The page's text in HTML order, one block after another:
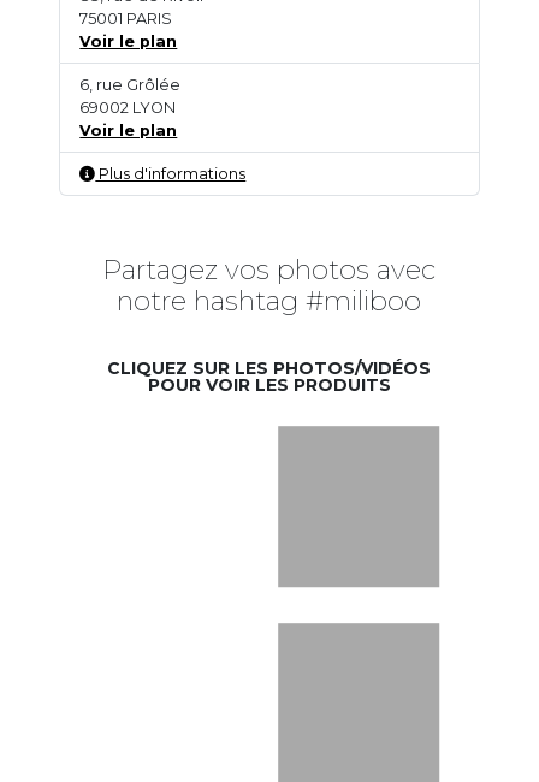
75001 PARIS
Voir le plan
6, rue Grôlée
69002 LYON
Voir le plan
Plus d'informations
Partagez vos photos avec
notre hashtag #miliboo
CLIQUEZ SUR LES PHOTOS/VIDÉOS
POUR VOIR LES PRODUITS